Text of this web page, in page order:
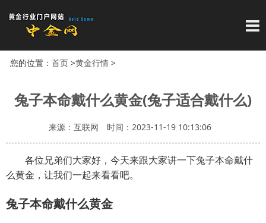
导
您的位置： 首页>黄金行情>
兔子本命戴什么黄金(兔子适合戴什么)
来源：互联网 时间：2023-11-19 10:13:06
各位兄弟们大家好，今天来跟大家讲一下兔子本命戴什
么黄金，让我们一起来看看吧。
兔子本命戴什么黄金